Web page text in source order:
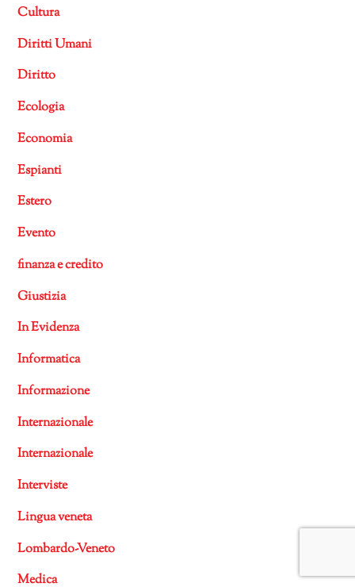
Cultura
Diritti Umani
Diritto
Ecologia
Economia
Espianti
Estero
Evento
finanza e credito
Giustizia
In Evidenza
Informatica
Informazione
Internazionale
Internazionale
Interviste
Lingua veneta
Lombardo-Veneto
Medica